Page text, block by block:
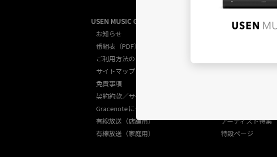
USEN MUSIC GUIDE総合
お知らせ
番組表（PDF）
ご利用方法のご案内
サイトマップ
免責事項
契約約款／サービス規約
Gracenoteについて
有線放送（店舗用）
有線放送（家庭用）
USEN MUSIC
アーティスト特集
特設ページ